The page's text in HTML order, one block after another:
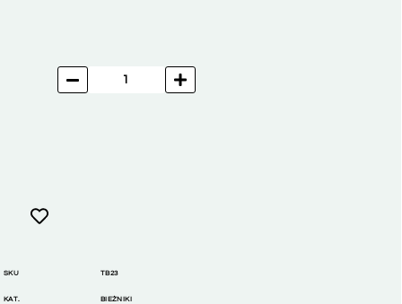
SKU TB23
KAT. BIEŻNIKI